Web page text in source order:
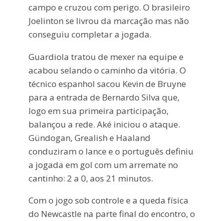
campo e cruzou com perigo. O brasileiro
Joelinton se livrou da marcação mas não
conseguiu completar a jogada.
Guardiola tratou de mexer na equipe e
acabou selando o caminho da vitória. O
técnico espanhol sacou Kevin de Bruyne
para a entrada de Bernardo Silva que,
logo em sua primeira participação,
balançou a rede. Aké iniciou o ataque.
Gündogan, Grealish e Haaland
conduziram o lance e o português definiu
a jogada em gol com um arremate no
cantinho: 2 a 0, aos 21 minutos.
Com o jogo sob controle e a queda física
do Newcastle na parte final do encontro, o